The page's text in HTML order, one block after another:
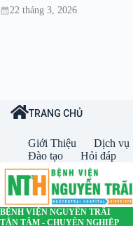
22 tháng 3, 2026
TRANG CHỦ
Giới Thiệu Dịch vụ
Đào tạo
Hỏi đáp
BỆNH VIỆN NGUYỄN TRÃI
TẬN TÂM - CHUYÊN NGHIỆP